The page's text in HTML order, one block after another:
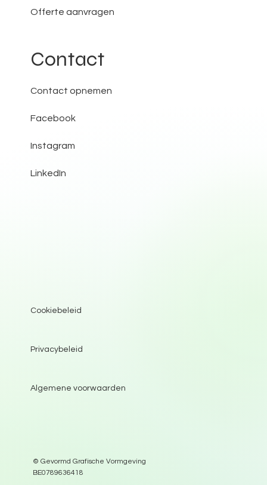
Offerte aanvragen
Contact
Contact opnemen
Facebook
Instagram
LinkedIn
© Gevormd Grafische Vormgeving
BE0789636418
Cookiebeleid
Privacybeleid
Algemene voorwaarden